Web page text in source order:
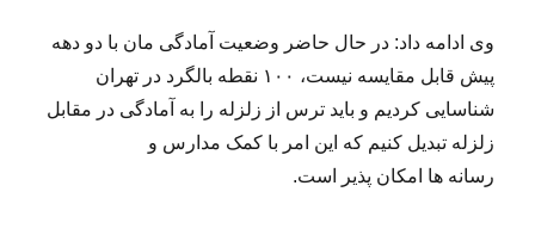
وی ادامه داد: در حال حاضر وضعیت آمادگی مان با دو دهه
پیش قابل مقایسه نیست، ۱۰۰ نقطه بالگرد در تهران
شناسایی کردیم و باید ترس از زلزله را به آمادگی در مقابل
زلزله تبدیل کنیم که این امر با کمک مدارس و
رسانه ها امکان پذیر است.